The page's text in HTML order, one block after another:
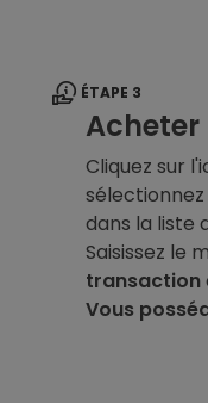
ÉTAPE 3
Acheter
Cliquez sur
sélectionnez
dans la liste
Saisissez le
transaction
Vous